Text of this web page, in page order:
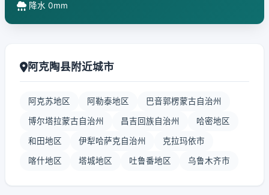
降水 0mm
阿克陶县附近城市
阿克苏地区 阿勒泰地区 巴音郭楞蒙古自治州
博尔塔拉蒙古自治州 昌吉回族自治州 哈密地区
和田地区 伊犁哈萨克自治州 克拉玛依市
喀什地区 塔城地区 吐鲁番地区 乌鲁木齐市